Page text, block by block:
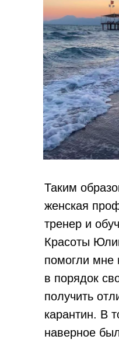
Таким
женская
тренер и
Красоты
помогли мне
в порядок
получить
карантин. В
наверное